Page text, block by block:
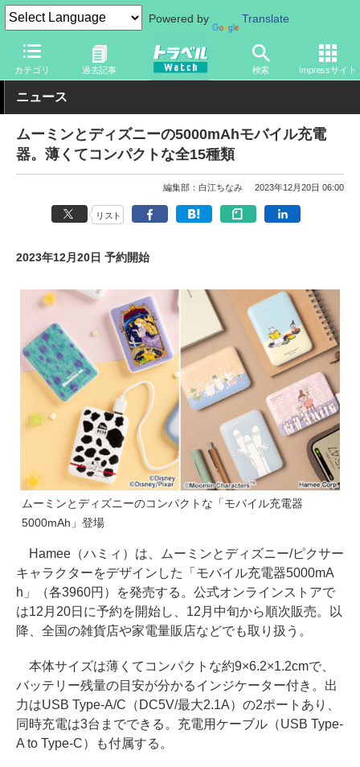
Powered by Translate
カテゴリ 過去記事 検索 Impressサイト
トラベル Watch 旅のアイテム 旅行グッズ 充電器・バッテリー
ニュース
ムーミンとディズニーの5000mAhモバイル充電
器。薄くてコンパクトな全15種類
編集部：白江ちなみ 2023年12月20日 06:00
リスト
2023年12月20日 予約開始
ムーミンとディズニーのコンパクトな「モバイル充電器
5000mAh」登場
Hamee（ハミィ）は、ムーミンとディズニー/ピクサー
キャラクターをデザインした「モバイル充電器5000mA
h」（各3960円）を発売する。公式オンラインストアで
は12月20日に予約を開始し、12月中旬から順次販売。以
降、全国の雑貨店や家電量販店などでも取り扱う。
本体サイズは薄くてコンパクトな約9×6.2×1.2cmで、
バッテリー残量の目安が分かるインジケーター付き。出
力はUSB Type-A/C（DC5V/最大2.1A）の2ポートあり、
同時充電は3台までできる。充電用ケーブル（USB Type-
A to Type-C）も付属する。